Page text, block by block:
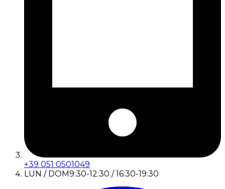
+39 051 0501049
LUN / DOM9:30-12:30 / 16:30-19:30